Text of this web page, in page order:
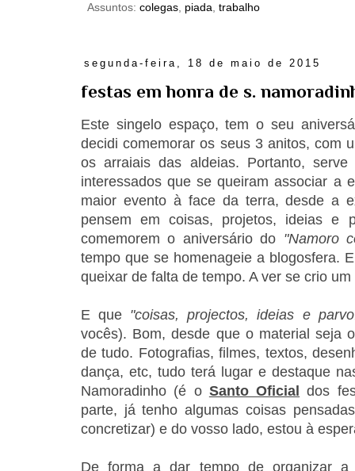
Assuntos: colegas, piada, trabalho
segunda-feira, 18 de maio de 2015
festas em honra de s.
Este singelo espaço, tem o seu
decidi comemorar os seus 3 anitos, com
os arraiais das aldeias. Portanto,
interessados que se queiram associar a
maior evento à face da terra, desde a
pensem em coisas, projetos, ideias e
comemorem o aniversário do "Namoro
tempo que se homenageie a blogosfera.
queixar de falta de tempo. A ver se crio um
E que "coisas, projectos, ideias e
vocês). Bom, desde que o material seja
de tudo. Fotografias, filmes, textos,
dança, etc, tudo terá lugar e destaque
Namoradinho (é o Santo Oficial dos
parte, já tenho algumas coisas
concretizar) e do vosso lado, estou à
De forma a dar tempo de organizar